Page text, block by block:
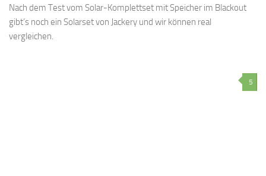
Nach dem Test vom Solar-Komplettset mit Speicher im Blackout
gibt’s noch ein Solarset von Jackery und wir können real
vergleichen.
5